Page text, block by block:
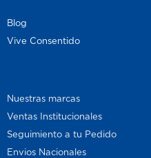
Blog
Vive Consentido
Nuestras marcas
Ventas Institucionales
Seguimiento a tu Pedido
Envios Nacionales